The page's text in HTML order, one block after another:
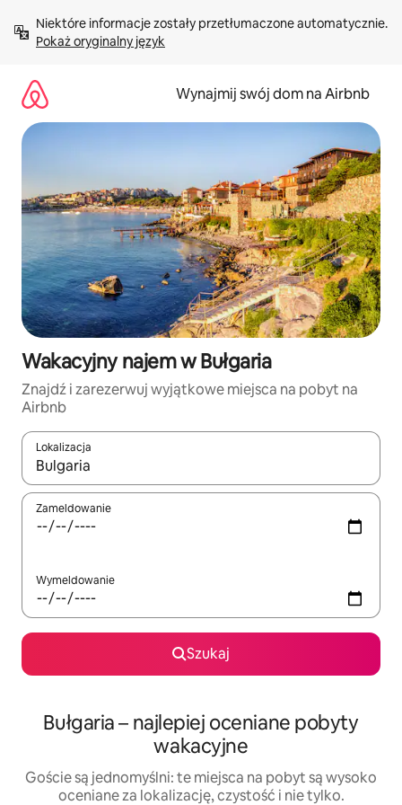
treści Pokaż oryginalny język
Wynajmij swój dom na Airbnb
Wakacyjny najem w Bułgaria
Znajdź i zarezerwuj wyjątkowe miejsca na pobyt na
Airbnb
Lokalizacja
Gdy wyniki będą dostępne, możesz poruszać się po nich za
Zameldowanie
Wymeldowanie
Szukaj
Bułgaria – najlepiej oceniane pobyty
wakacyjne
Goście są jednomyślni: te miejsca na pobyt są wysoko
oceniane za lokalizację, czystość i nie tylko.